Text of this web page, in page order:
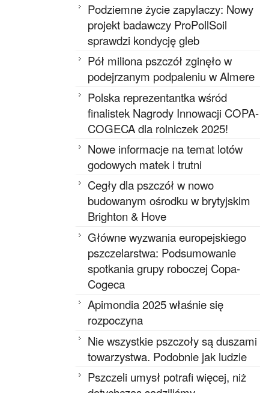
Podziemne życie zapylaczy: Nowy
projekt badawczy ProPollSoil
sprawdzi kondycję gleb
Pół miliona pszczół zginęło w
podejrzanym podpaleniu w Almere
Polska reprezentantka wśród
finalistek Nagrody Innowacji COPA-
COGECA dla rolniczek 2025!
Nowe informacje na temat lotów
godowych matek i trutni
Cegły dla pszczół w nowo
budowanym ośrodku w brytyjskim
Brighton & Hove
Główne wyzwania europejskiego
pszczelarstwa: Podsumowanie
spotkania grupy roboczej Copa-
Cogeca
Apimondia 2025 właśnie się
rozpoczyna
Nie wszystkie pszczoły są duszami
towarzystwa. Podobnie jak ludzie
Pszczeli umysł potrafi więcej, niż